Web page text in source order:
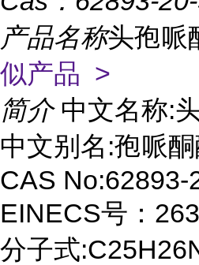
产品名称头孢哌
似产品 >
简介 中文名称:
中文别名:孢哌
CAS No:62893-
EINECS号：
分子式